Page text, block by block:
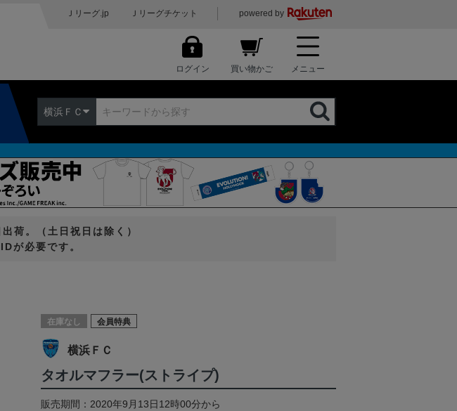
Ｊリーグ.jp Ｊリーグチケット powered by
ログイン 買い物かご メニュー
横浜ＦＣ
荷。（土日祝日は除く）
が必要です。
在庫なし 会員特典
横浜ＦＣ
タオルマフラー(ストライプ)
販売期間：2020年9月13日12時00分から